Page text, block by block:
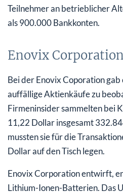
Teilnehmer an betrieblicher
als 900.000 Bankkonten.
Enovix Corporation
Bei der Enovix Coporation
auffällige Aktienkäufe zu
Firmeninsider sammelten bei
11,22 Dollar insgesamt
mussten sie für die
Dollar auf den Tisch legen.
Enovix Corporation entwirft,
Lithium-Ionen-Batterien. Das